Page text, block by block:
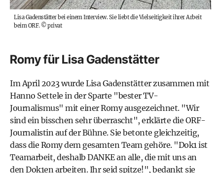
Lisa Gadenstätter bei einem Interview. Sie liebt die Vielseitigkeit ihrer Arbeit
beim ORF. ©privat
Romy für Lisa Gadenstätter
Im April 2023 wurde Lisa Gadenstätter zusammen mit
Hanno Settele in der Sparte "bester TV-
Journalismus" mit einer Romy ausgezeichnet. "Wir
sind ein bisschen sehr überrascht", erklärte die ORF-
Journalistin auf der Bühne. Sie betonte gleichzeitig,
dass die Romy dem gesamten Team gehöre. "Dok1 ist
Teamarbeit, deshalb DANKE an alle, die mit uns an
den Dok1en arbeiten. Ihr seid spitze!", bedankt sie